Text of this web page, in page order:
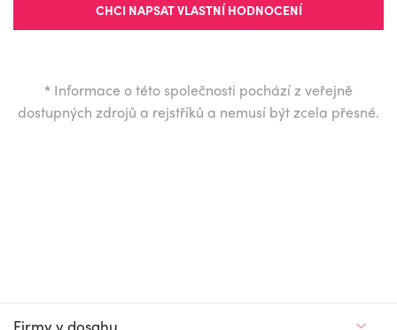
CHCI NAPSAT VLASTNÍ HODNOCENÍ
* Informace o této společnosti pochází z veřejně
dostupných zdrojů a rejstříků a nemusí být zcela přesné.
Firmy v dosahu